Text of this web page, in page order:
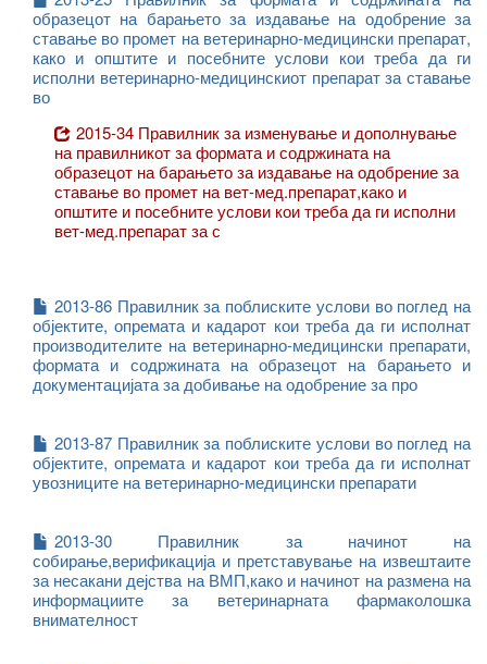
образецот на барањето за издавање на одобрение за
ставање во промет на ветеринарно-медицински препарат,
како и општите и посебните услови кои треба да ги
исполни ветеринарно-медицинскиот препарат за ставање
во
2015-34 Правилник за изменување и дополнување
на правилникот за формата и содржината на
образецот на барањето за издавање на одобрение за
ставање во промет на вет-мед.препарат,како и
општите и посебните услови кои треба да ги исполни
вет-мед.препарат за с
2013-86 Правилник за поблиските услови во поглед на
објектите, опремата и кадарот кои треба да ги исполнат
производителите на ветеринарно-медицински препарати,
формата и содржината на образецот на барањето и
документацијата за добивање на одобрение за про
2013-87 Правилник за поблиските услови во поглед на
објектите, опремата и кадарот кои треба да ги исполнат
увозниците на ветеринарно-медицински препарати
2013-30 Правилник за начинот на
собирање,верификација и претставување на извештаите
за несакани дејства на ВМП,како и начинот на размена на
информациите за ветеринарната фармаколошка
внимателност